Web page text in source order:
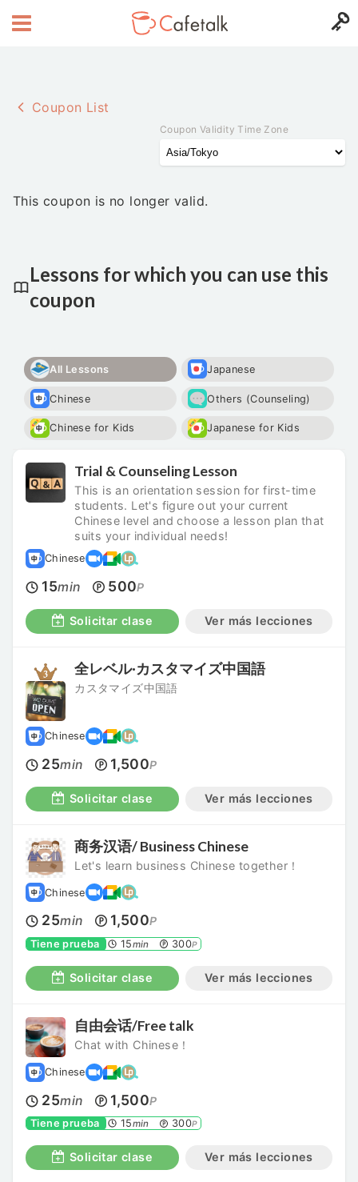
Coupon List
Coupon Validity Time Zone
This coupon is no longer valid.
Lessons for which you can use this
coupon
All Lessons Japanese
Chinese Others (Counseling)
Chinese for Kids Japanese for Kids
Trial & Counseling Lesson
This is an orientation session for first-time
students. Let's figure out your current
Chinese level and choose a lesson plan that
suits your individual needs!
Chinese
15min 500P
Solicitar clase Ver más lecciones
全レベル·カスタマイズ中国語
カスタマイズ中国語
Chinese
25min 1,500P
Solicitar clase Ver más lecciones
商务汉语/ Business Chinese
Let's learn business Chinese together！
Chinese
25min 1,500P
Tiene prueba 15min 300P
Solicitar clase Ver más lecciones
自由会话/Free talk
Chat with Chinese！
Chinese
25min 1,500P
Tiene prueba 15min 300P
Solicitar clase Ver más lecciones